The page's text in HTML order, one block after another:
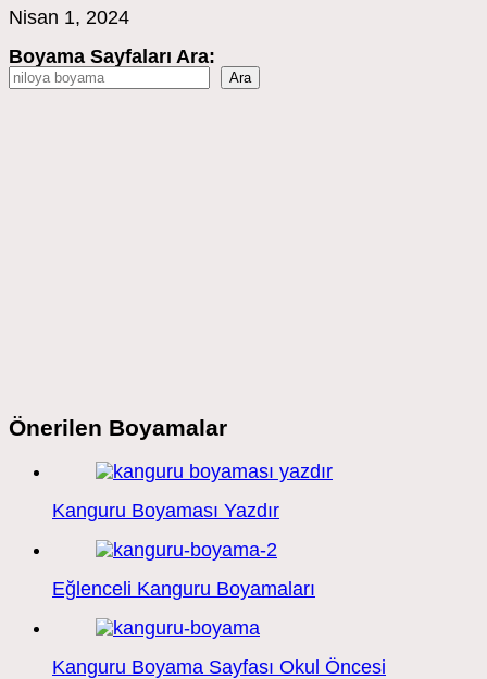
Nisan 1, 2024
Boyama Sayfaları Ara:
Ara
Önerilen Boyamalar
Kanguru Boyaması Yazdır
Eğlenceli Kanguru Boyamaları
Kanguru Boyama Sayfası Okul Öncesi